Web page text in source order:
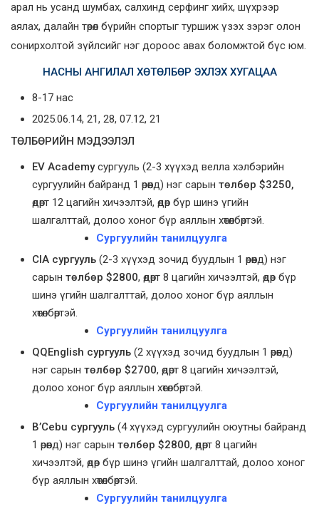
арал нь усанд шумбах, салхинд серфинг хийх, шүхрээр
аялах, далайн төрөл бүрийн спортыг туршиж үзэх зэрэг олон
сонирхолтой зүйлсийг нэг дороос авах боломжтой бүс юм.
НАСНЫ АНГИЛАЛ ХӨТӨЛБӨР ЭХЛЭХ ХУГАЦАА
8-17 нас
2025.06.14, 21, 28, 07.12, 21
ТӨЛБӨРИЙН МЭДЭЭЛЭЛ
EV Academyсургууль (2-3 хүүхэд велла хэлбэрийн
сургуулийн байранд 1 өрөөнд) нэг сарын төлбөр $3250,
өдөрт 12 цагийн хичээлтэй, өдөр бүр шинэ үгийн
шалгалттай, долоо хоног бүр аяллын хөтөлбөртэй.
Сургуулийн танилцуулга
CIA сургууль (2-3 хүүхэд зочид буудлын 1 өрөөнд) нэг
сарын төлбөр $2800, өдөрт 8 цагийн хичээлтэй, өдөр бүр
шинэ үгийн шалгалттай, долоо хоног бүр аяллын
хөтөлбөртэй.
Сургуулийн танилцуулга
QQEnglish сургууль (2 хүүхэд зочид буудлын 1 өрөөнд)
нэг сарын төлбөр $2700, өдөрт 8 цагийн хичээлтэй,
долоо хоног бүр аяллын хөтөлбөртэй.
Сургуулийн танилцуулга
B’Cebu сургууль (4 хүүхэд сургуулийн оюутны байранд
1 өрөөнд) нэг сарын төлбөр $2800, өдөрт 8 цагийн
хичээлтэй, өдөр бүр шинэ үгийн шалгалттай, долоо хоног
бүр аяллын хөтөлбөртэй.
Сургуулийн танилцуулга